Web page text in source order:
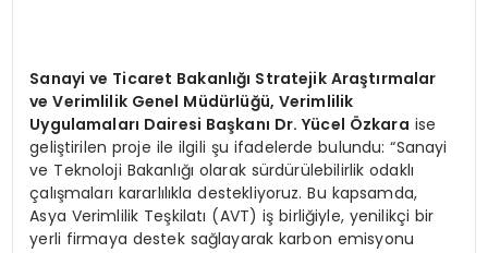
Sanayi ve Ticaret Bakanlığı Stratejik Araştırmalar
ve Verimlilik Genel Müdürlüğü, Verimlilik
Uygulamaları Dairesi Başkanı Dr. Yücel Özkara ise
geliştirilen proje ile ilgili şu ifadelerde bulundu: “Sanayi
ve Teknoloji Bakanlığı olarak sürdürülebilirlik odaklı
çalışmaları kararlılıkla destekliyoruz. Bu kapsamda,
Asya Verimlilik Teşkilatı (AVT) iş birliğiyle, yenilikçi bir
yerli firmaya destek sağlayarak karbon emisyonu